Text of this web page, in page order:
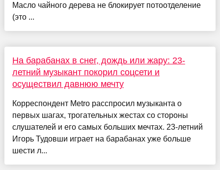
Масло чайного дерева не блокирует потоотделение
(это ...
На барабанах в снег, дождь или жару: 23-
летний музыкант покорил соцсети и
осуществил давнюю мечту
Корреспондент Metro расспросил музыканта о
первых шагах, трогательных жестах со стороны
слушателей и его самых больших мечтах. 23-летний
Игорь Тудовши играет на барабанах уже больше
шести л...